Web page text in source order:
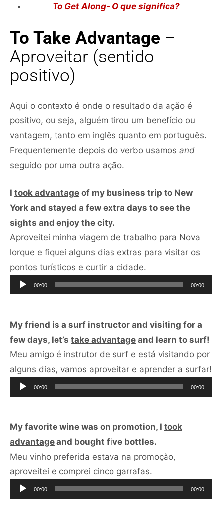
To Get Along- O que significa?
To Take Advantage –
Aproveitar (sentido
positivo)
Aqui o contexto é onde o resultado da ação é
positivo, ou seja, alguém tirou um benefício ou
vantagem, tanto em inglês quanto em português.
Frequentemente depois do verbo usamos and
seguido por uma outra ação.
I took advantage of my business trip to New
York and stayed a few extra days to see the
sights and enjoy the city.
Aproveitei minha viagem de trabalho para Nova
lorque e fiquei alguns dias extras para visitar os
pontos turísticos e curtir a cidade.
de
áudio
00:00 00:00
My friend is a surf instructor and visiting for a
few days, let’s take advantage and learn to surf!
Meu amigo é instrutor de surf e está visitando por
alguns dias, vamos aproveitar e aprender a surfar!
00:00 00:00
My favorite wine was on promotion, I took
advantage and bought five bottles.
Meu vinho preferida estava na promoção,
aproveitei e comprei cinco garrafas.
de
áudio
00:00 00:00